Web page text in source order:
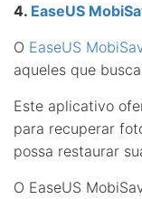
4. EaseUS
O EaseUS
aqueles que
Este aplicativo
para recuperar
possa restaurar
O EaseUS